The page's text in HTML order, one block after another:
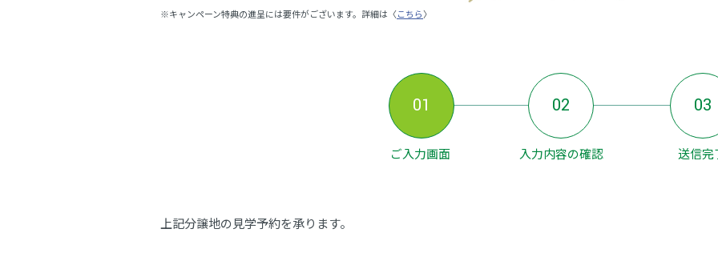
※キャンペーン特典の進呈には要件がございます。詳細は〈こちら〉
01
ご入力画面
02
入力内容の確認
03
送信完
上記分譲地の見学予約を承ります。